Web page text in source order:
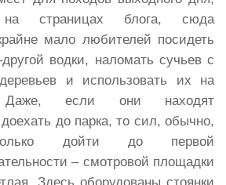
на страницах блога, сюда
мало любителей посидеть
водки, наломать сучьев с
и использовать их на
если они находят
до парка, то сил, обычно,
дойти до первой
– смотровой площадки